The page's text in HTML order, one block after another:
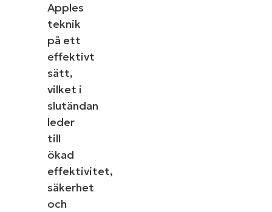
Apples
teknik
på ett
effektivt
sätt,
vilket i
slutändan
leder
till
ökad
effektivitet,
säkerhet
och